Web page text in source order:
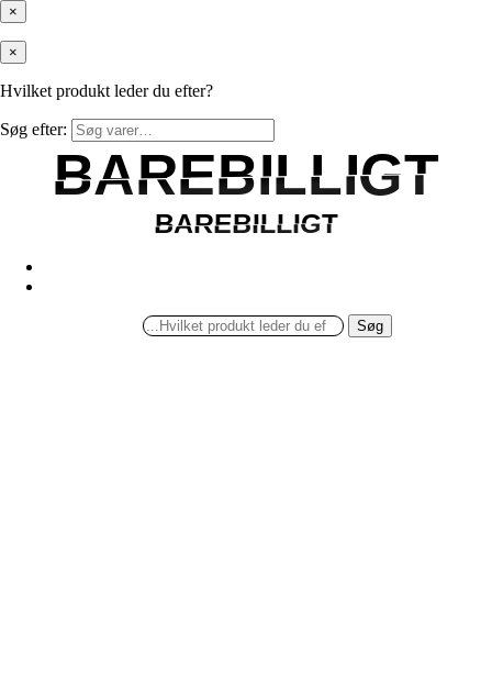
×
×
Hvilket produkt leder du efter?
Søg efter:
BAREBILLIGT
BAREBILLIGT
BAREBILLIGT
BAREBILLIGT
Søg